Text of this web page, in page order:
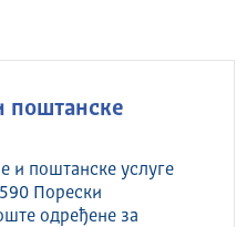
поштанске
и поштанске услуге
Порески
одређене за